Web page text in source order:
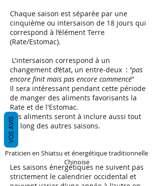
Chaque saison est séparée par une
cinquième ou intersaison de 18 jours qui
correspond à l’élément Terre
(Rate/Estomac).
L'intersaison correspond à un
changement d’état, un entre-deux : 'pas
encore finit mais pas encore commencé'
Il sera intéressant pendant cette période
de manger des aliments favorisants la
Rate et de l'Estomac.
Ces aliments seront à inclure aussi tout
au long des autres saisons.
Les saisons énergétiques ne suivent pas
strictement le calendrier occidental et
Praticien en Shiatsu et énergétique traditionnelle
Chinoise
VOS AVIS